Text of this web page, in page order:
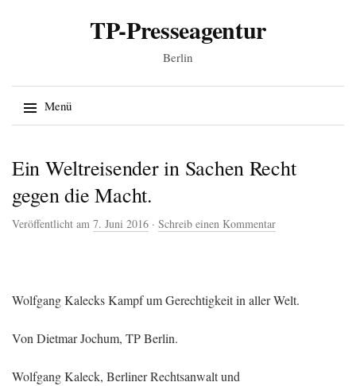
TP-Presseagentur
Berlin
Menü
Ein Weltreisender in Sachen Recht
gegen die Macht.
Veröffentlicht am 7. Juni 2016 · Schreib einen Kommentar
Wolfgang Kalecks Kampf um Gerechtigkeit in aller Welt.
Von Dietmar Jochum, TP Berlin.
Wolfgang Kaleck, Berliner Rechtsanwalt und